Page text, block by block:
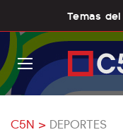
Temas
C5N > DEPORTES